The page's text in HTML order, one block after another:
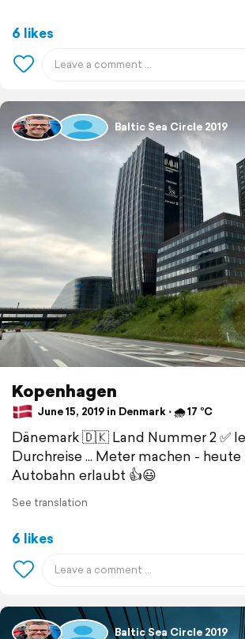
6 likes
Baltic Sea Circle 2019
Kopenhagen
June 15, 2019 in Denmark ⋅ 🌧 17 °C
Dänemark 🇩🇰 Land Nummer 2 ✅
Durchreise ... Meter machen -
Autobahn erlaubt 👍😃
See translation
6 likes
Baltic Sea Circle 2019